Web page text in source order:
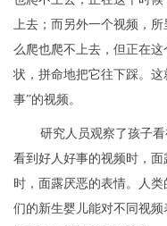
上去；而另外一个视频，
么爬也爬不上去，但正在
状，拼命地把它往下踩。这
事”的视频。
研究人员观察了孩子
看到好人好事的视频时，
时，面露厌恶的表情。人
们的新生婴儿能对不同视